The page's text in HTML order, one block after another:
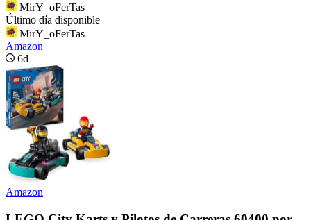
MirY_oFerTas
Último día disponible
MirY_oFerTas
Amazon
6d
Amazon